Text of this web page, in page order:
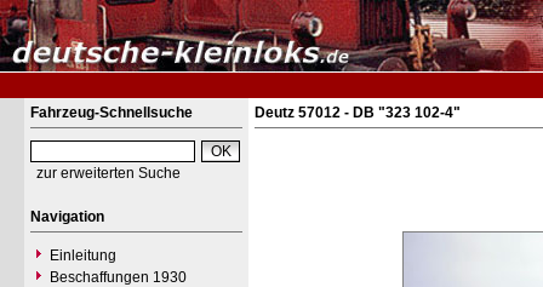
Fahrzeug-Schnellsuche
zur erweiterten Suche
Navigation
Einleitung
Beschaffungen 1930
Deutz 57012 - DB "323 102-4"